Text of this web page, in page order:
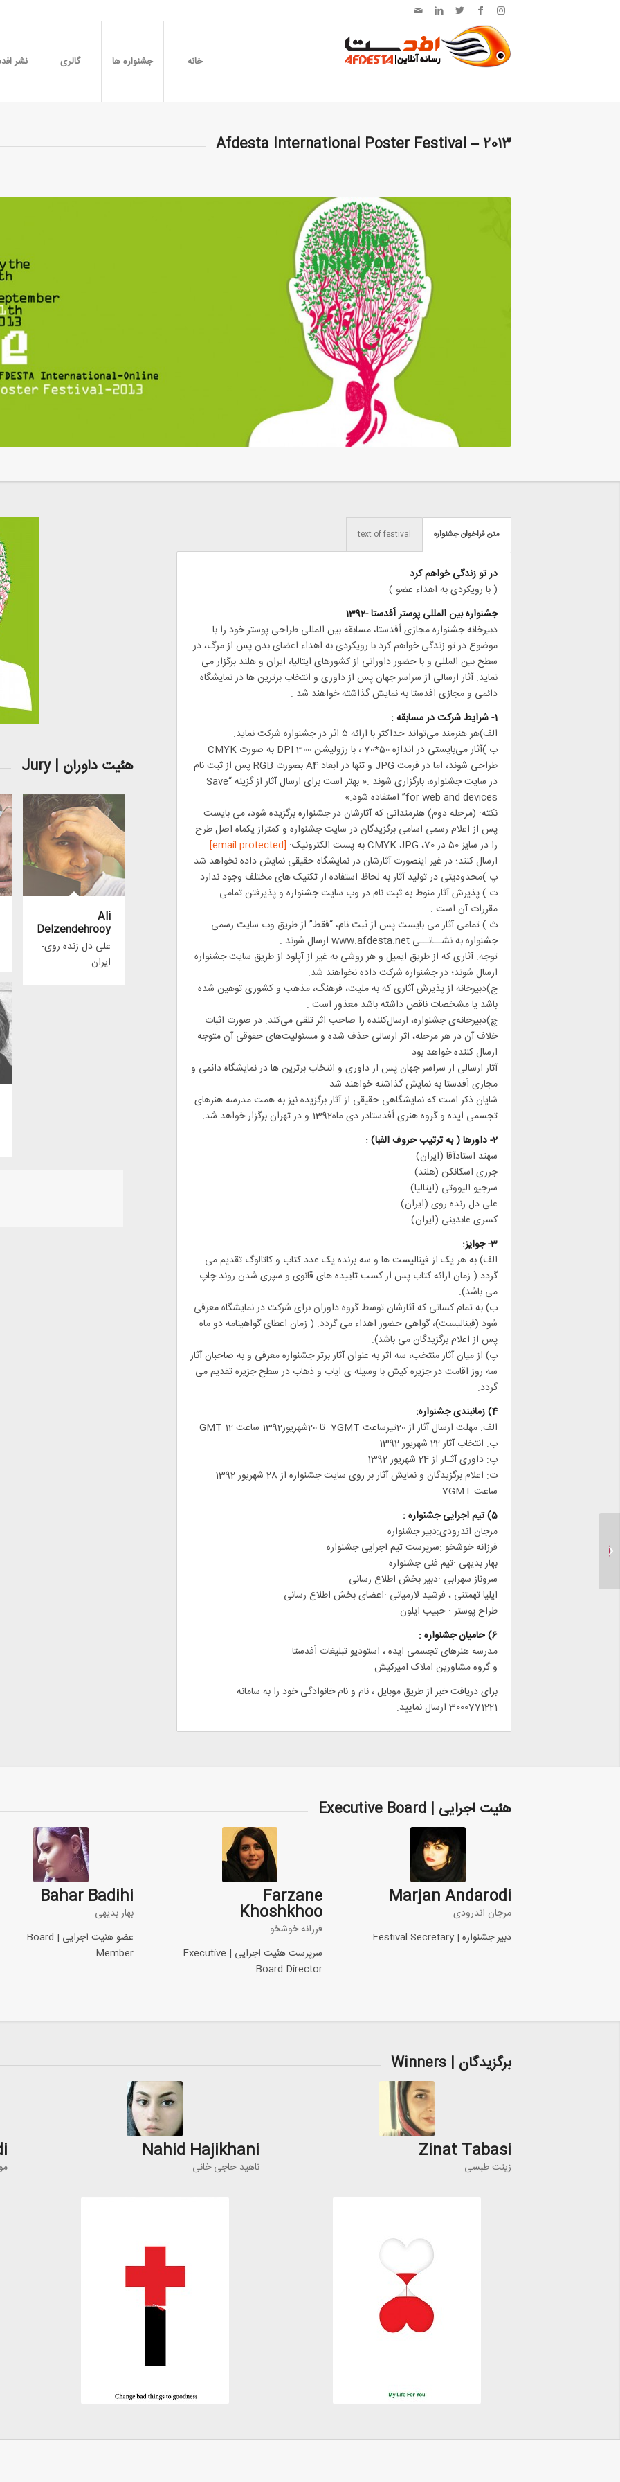
خانه جشنواره ها گالری نشر
Afdesta International Poster Festival – 2013
متن فراخوان جشنواره text of festival
در تو زندگی خواهم کرد
( با رویکردی به اهداء عضو )
جشنواره بین المللی پوستر اَفدستا -1392
دبیرخانه جشنواره مجازی اَفدستا، مسابقه بین المللی طراحی پوستر خود را با
موضوع در تو زندگی خواهم کرد با رویکردی به اهداء اعضای بدن پس از مرگ، در
سطح بین المللی و با حضور داورانی از کشورهای ایتالیا، ایران و هلند برگزار می
نماید. آثار ارسالی از سراسر جهان پس از داوری و انتخاب برترین ها در نمایشگاه
دائمی و مجازی اَفدستا به نمایش گذاشته خواهند شد .
1- شرایط شرکت در مسابقه :
الف)هر هنرمند می‌تواند حداکثر با ارائه ۵ اثر در جشنواره شرکت نماید.
ب )آثار می‌بایستی در اندازه 50*70 ، با رزولیشن 300 DPI به صورت CMYK
طراحی شوند، اما در فرمت JPG و تنها در ابعاد A4 بصورت RGB پس از ثبت نام
در سایت جشنواره، بارگزاری شوند .« بهتر است برای ارسال آثار از گزینه “Save
for web and devices” استفاده شود.»
نکته: (مرحله دوم) هنرمندانی که آثارشان در جشنواره برگزیده شود، می بایست
پس از اعلام رسمی اسامی برگزیدگان در سایت جشنواره و کمتراز یکماه اصل طرح
را در سایز 50 در 70، CMYK JPG به پست الکترونیک:
[email protected]
ارسال کنند؛ در غیر اینصورت آثارشان در نمایشگاه حقیقی نمایش داده نخواهد شد.
پ )محدوديتی در توليد آثار به لحاظ استفاده از تكنيک های مختلف وجود ندارد .
ت ) پذیرش آثار منوط به ثبت نام در وب سایت جشنواره و پذیرفتن تمامی
مقررات آن است .
ث ) تمامی آثار می بایست پس از ثبت نام، “فقط” از طریق وب سایت رسمی
جشنواره به نشــانــی www.afdesta.net ارسال شوند .
توجه: آثاری که از طریق ایمیل و هر روشی به غیر از آپلود از طریق سایت جشنواره
ارسال شوند؛ در جشنواره شرکت داده نخواهند شد.
ج)دبیرخانه از پذیرش آثاری که به ملیت، فرهنگ، مذهب و کشوری توهین شده
باشد یا مشخصات ناقص داشته باشد معذور است .
چ)دبیرخانه‌ی جشنواره، ارسال‌کننده را صاحب اثر تلقی می‌کند. در صورت اثبات
خلاف آن در هر مرحله، اثر ارسالی حذف شده و مسئولیت‌های حقوقی آن متوجه
ارسال کننده خواهد بود.
آثار ارسالی از سراسر جهان پس از داوری و انتخاب برترین ها در نمایشگاه دائمی و
مجازی اَفدستا به نمایش گذاشته خواهند شد .
شایان ذکر است که نمایشگاهی حقیقی از آثار برگزیده نیز به همت مدرسه هنرهای
تجسمی ایده و گروه هنری اَفدستادر دی ماه1392 و در تهران برگزار خواهد شد.
2- داورها ( به ترتیب حروف الفبا) :
سهند استادآقا (ایران)
جرزی اسکانکن (هلند)
سرجیو الیووتی (ایتالیا)
علی دل زنده روی (ایران)
کسری عابدینی (ایران)
3- جوایز:
الف) به هر یک از فینالیست ها و سه برنده یک عدد کتاب و کاتالوگ تقدیم می
گردد ( زمان ارائه کتاب پس از کسب تاییده های قانوی و سپری شدن روند چاپ
می باشد).
ب) به تمام کسانی که آثارشان توسط گروه داوران برای شرکت در نمایشگاه معرفی
شود (فینالیست)، گواهی حضور اهداء می گردد. ( زمان اعطای گواهینامه دو ماه
پس از اعلام برگزیدگان می باشد).
پ) از میان آثار منتخب، سه اثر به عنوان آثار بر‌تر جشنواره معرفی و به صاحبان آثار
سه روز اقامت در جزیره کیش با وسیله ی ایاب و ذهاب در سطح جزیره تقدیم می
گردد.
4) زمانبندی جشنواره:
الف: مهلت ارسال آثار از 20تیرساعت 7GMT تا 20شهریور1392 ساعت 12 GMT
ب: انتخاب آثار 22 شهریور 1392
پ: داوری آثـار از 24 شهریور 1392
ت: اعلام برگزیدگان و نمایش آثار بر روی سایت جشنواره از 28 شهریور 1392
ساعت 7GMT
5) تیم اجرایی جشنواره :
مرجان اندرودی:دبیر جشنواره
فرزانه خوشخو :سرپرست تیم اجرایی جشنواره
بهار بدیهی :تیم فنی جشنواره
سروناز سهرابی :دبیر بخش اطلاع رسانی
ایلیا تهمتنی ، فرشید لارمیانی :اعضای بخش اطلاع رسانی
طراح پوستر : حبیب ایلون
6) حامیان جشنواره :
مدرسه هنرهای تجسمی ایده ، استودیو تبلیغات اَفدستا
و گروه مشاورین املاک امیرکیش
برای دریافت خبر از طریق موبایل ، نام و نام خانوادگی خود را به سامانه
3000771221 ارسال نمایید.
هئیت داوران | Jury
Ali
Delzendehrooy
علی دل زنده روی-
ایران
هئیت اجرایی | Executive Board
Marjan Andarodi
مرجان اندرودی
دبیر جشنواره | Festival Secretary
Farzane
Khoshkhoo
فرزانه خوشخو
سرپرست هئیت اجرایی | Executive
Board Director
Bahar Badihi
بهار بدیهی
عضو هئیت اجرایی | Board
Member
برگزیدگان | Winners
Zinat Tabasi
زینت طبسی
Nahid Hajikhani
ناهید حاجی خانی
آدم حرف دارد یا ندارد!